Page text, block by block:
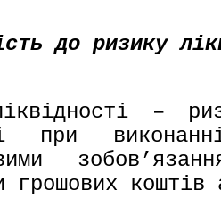
до ризику
–
при
грошових